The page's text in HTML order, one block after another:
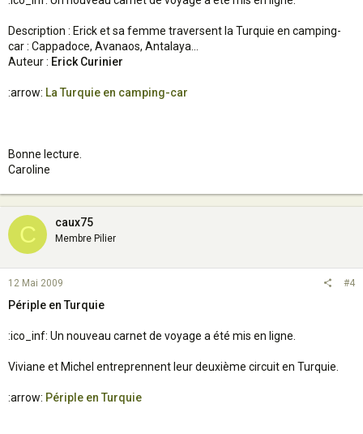
Description : Erick et sa femme traversent la Turquie en camping-
car : Cappadoce, Avanaos, Antalaya...
Auteur : Erick Curinier
:arrow: La Turquie en camping-car
Bonne lecture.
Caroline
C caux75
Membre Pilier
12 Mai 2009 #4
Périple en Turquie
:ico_inf: Un nouveau carnet de voyage a été mis en ligne.
Viviane et Michel entreprennent leur deuxième circuit en Turquie.
:arrow: Périple en Turquie